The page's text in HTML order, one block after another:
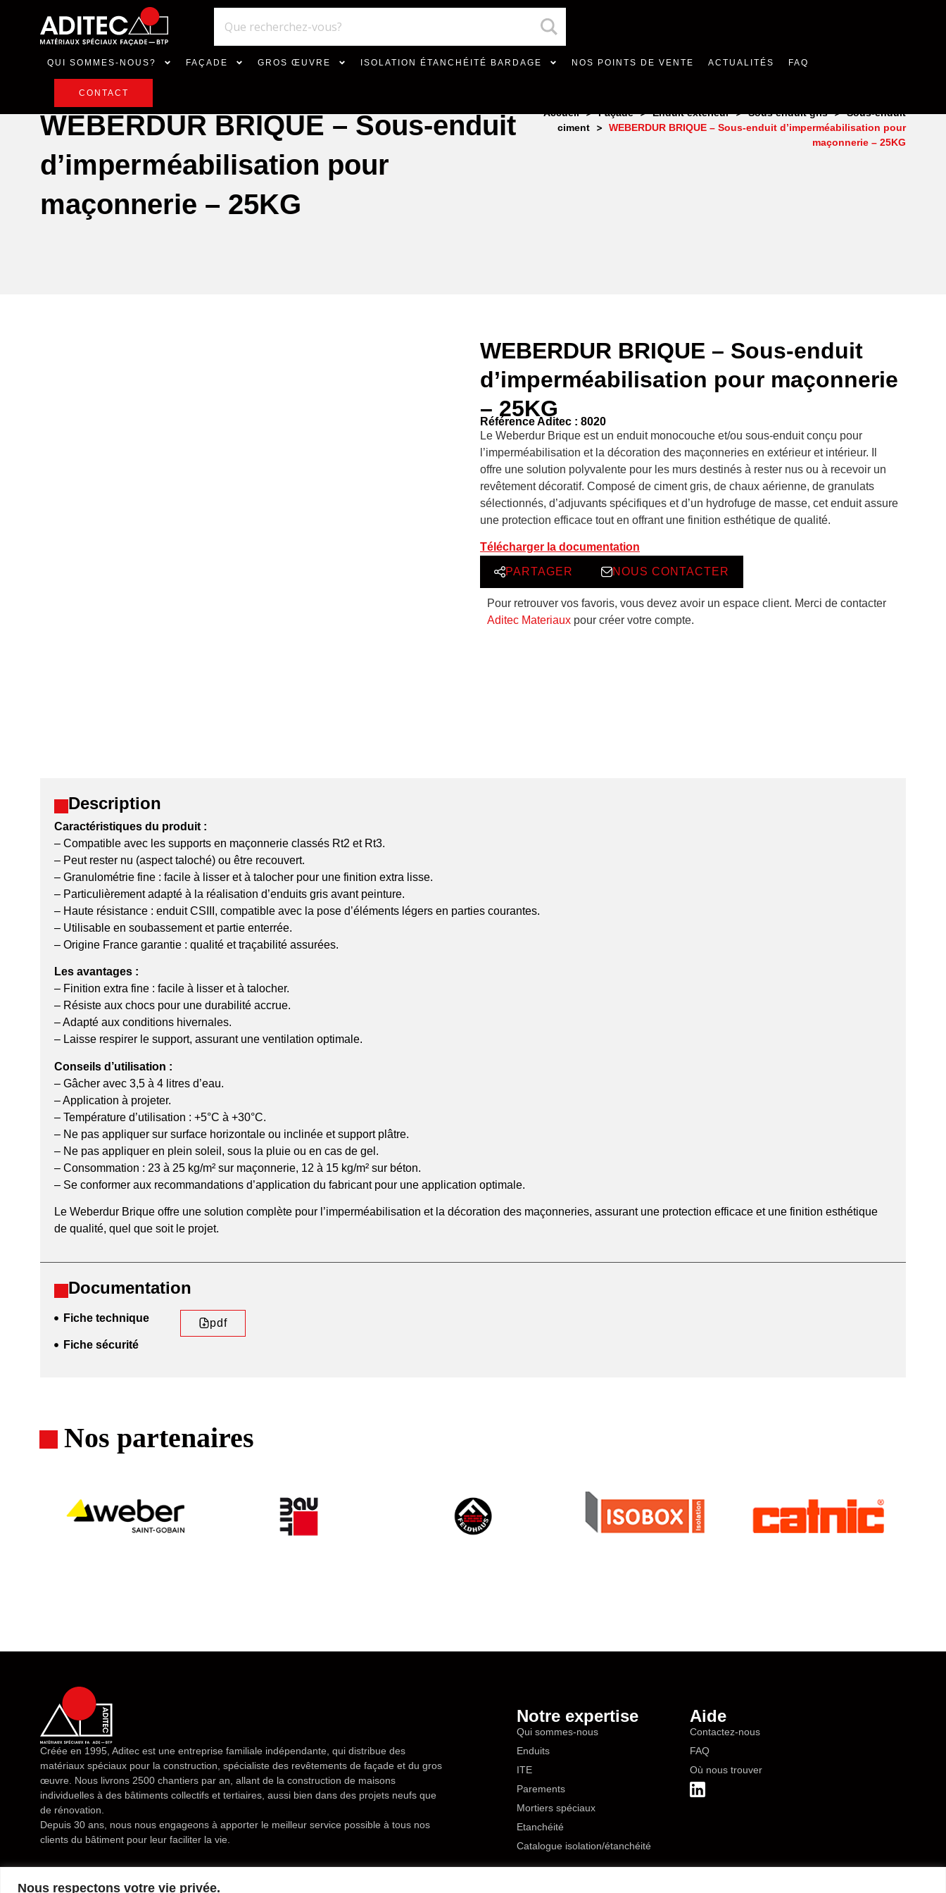
Nous respectons votre vie privée.
QUI SOMMES-NOUS? FAÇADE GROS ŒUVRE ISOLATION ÉTANCHÉITÉ BARDAGE NOS POINTS DE VENTE ACTUALITÉS FAQ
CONTACT
WEBERDUR BRIQUE – Sous-enduit
d’imperméabilisation pour
maçonnerie – 25KG
Accueil > Façade > Enduit extérieur > Sous enduit gris > Sous-enduit
ciment
>
WEBERDUR BRIQUE – Sous-enduit d’imperméabilisation pour
maçonnerie – 25KG
WEBERDUR BRIQUE – Sous-enduit
d’imperméabilisation pour maçonnerie
– 25KG
Référence Aditec : 8020
Le Weberdur Brique est un enduit monocouche et/ou sous-enduit conçu pour
l’imperméabilisation et la décoration des maçonneries en extérieur et intérieur. Il
offre une solution polyvalente pour les murs destinés à rester nus ou à recevoir un
revêtement décoratif. Composé de ciment gris, de chaux aérienne, de granulats
sélectionnés, d’adjuvants spécifiques et d’un hydrofuge de masse, cet enduit assure
une protection efficace tout en offrant une finition esthétique de qualité.
Télécharger la documentation
PARTAGER NOUS CONTACTER
Pour retrouver vos favoris, vous devez avoir un espace client. Merci de contacter
Aditec Materiaux pour créer votre compte.
Description
Caractéristiques du produit :
– Compatible avec les supports en maçonnerie classés Rt2 et Rt3.
– Peut rester nu (aspect taloché) ou être recouvert.
– Granulométrie fine : facile à lisser et à talocher pour une finition extra lisse.
– Particulièrement adapté à la réalisation d’enduits gris avant peinture.
– Haute résistance : enduit CSIII, compatible avec la pose d’éléments légers en parties courantes.
– Utilisable en soubassement et partie enterrée.
– Origine France garantie : qualité et traçabilité assurées.
Les avantages :
– Finition extra fine : facile à lisser et à talocher.
– Résiste aux chocs pour une durabilité accrue.
– Adapté aux conditions hivernales.
– Laisse respirer le support, assurant une ventilation optimale.
Conseils d’utilisation :
– Gâcher avec 3,5 à 4 litres d’eau.
– Application à projeter.
– Température d’utilisation : +5°C à +30°C.
– Ne pas appliquer sur surface horizontale ou inclinée et support plâtre.
– Ne pas appliquer en plein soleil, sous la pluie ou en cas de gel.
– Consommation : 23 à 25 kg/m² sur maçonnerie, 12 à 15 kg/m² sur béton.
– Se conformer aux recommandations d’application du fabricant pour une application optimale.
Le Weberdur Brique offre une solution complète pour l’imperméabilisation et la décoration des maçonneries, assurant une protection efficace et une finition esthétique
de qualité, quel que soit le projet.
Documentation
Fiche technique
pdf
Fiche sécurité
Nos partenaires
Créée en 1995, Aditec est une entreprise familiale indépendante, qui distribue des
matériaux spéciaux pour la construction, spécialiste des revêtements de façade et du gros
œuvre. Nous livrons 2500 chantiers par an, allant de la construction de maisons
individuelles à des bâtiments collectifs et tertiaires, aussi bien dans des projets neufs que
de rénovation.
Depuis 30 ans, nous nous engageons à apporter le meilleur service possible à tous nos
clients du bâtiment pour leur faciliter la vie.
Notre expertise
Qui sommes-nous
Enduits
ITE
Parements
Mortiers spéciaux
Etanchéité
Catalogue isolation/étanchéité
Aide
Contactez-nous
FAQ
Où nous trouver